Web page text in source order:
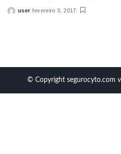
Posted
user fevereiro 3, 2017
© Copyright segurocyto.com